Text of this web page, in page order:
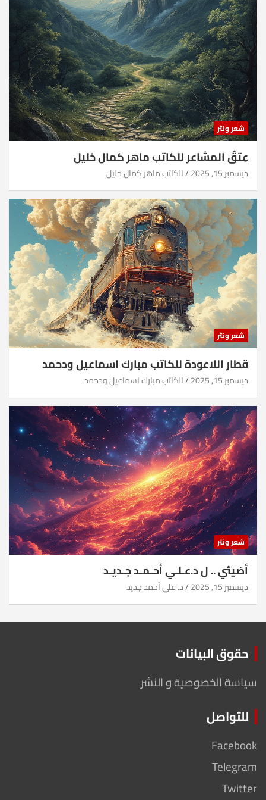
شعر ونثر
عِتقُ المشاعر للكاتب ماهر كمال خليل
ديسمبر 15, 2025 الكاتب ماهر كمال خليل
شعر ونثر
قطار اللاعودة للكاتب مبارك اسماعيل ودحمد
ديسمبر 15, 2025 الكاتب مبارك اسماعيل ودحمد
شعر ونثر
أضيئي .. ل د.عـلـي أحـمـد جـديـد
ديسمبر 15, 2025 د. علي أحمد جديد
حقوق البيانات
سياسة الخصوصية و النشر
للتواصل
Facebook
Telegram
Twitter